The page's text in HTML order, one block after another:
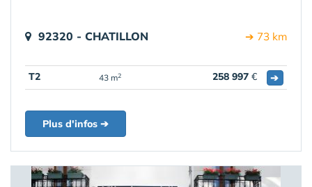
92320 - CHATILLON ➔ 73 km
T2 43 m2 258 997 € ➔
Plus d'infos ➔